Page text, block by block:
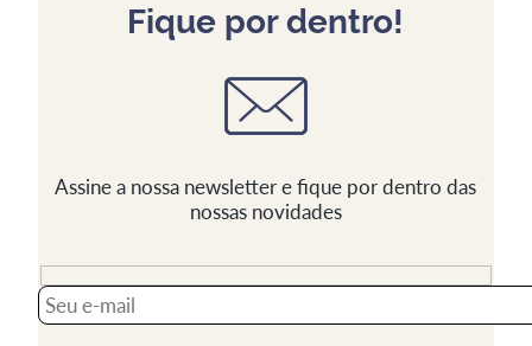
Fique por dentro!
Assine a nossa newsletter e fique por dentro das
nossas novidades